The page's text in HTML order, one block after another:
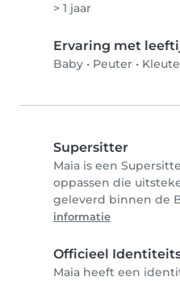
> 1 jaar
Ervaring met
Baby • Peuter •
Supersitter
Maia is een
oppassen die
geleverd binnen de
informatie
Officieel
Maia heeft een